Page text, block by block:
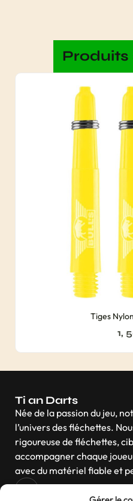
Produits
Tiges
1,
Ti an Darts
Née de la passion du jeu,
l’univers des fléchettes.
rigoureuse de fléchettes,
accompagner chaque
avec du matériel fiable et